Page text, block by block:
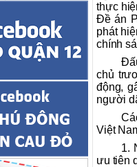
thực
Đề án
phát
chính
chủ
động,
người
Việt
1.
ưu tiên